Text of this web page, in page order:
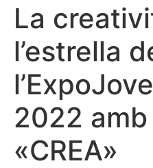
La
l’estrella
2022
«CREA»